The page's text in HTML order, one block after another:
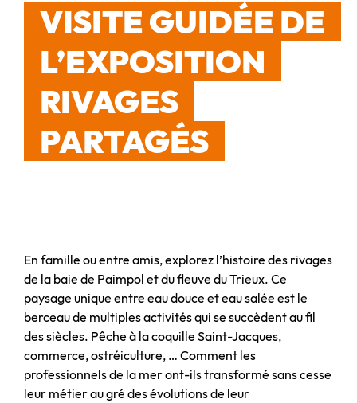
VISITE GUIDÉE DE
L’EXPOSITION
RIVAGES
PARTAGÉS
En famille ou entre amis, explorez l’histoire des rivages
de la baie de Paimpol et du fleuve du Trieux. Ce
paysage unique entre eau douce et eau salée est le
berceau de multiples activités qui se succèdent au fil
des siècles. Pêche à la coquille Saint-Jacques,
commerce, ostréiculture, … Comment les
professionnels de la mer ont-ils transformé sans cesse
leur métier au gré des évolutions de leur